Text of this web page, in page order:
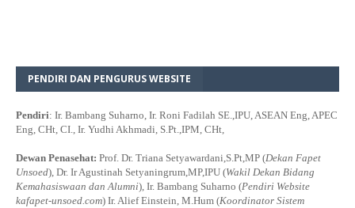
PENDIRI DAN PENGURUS WEBSITE
Pendiri: Ir. Bambang Suharno, Ir. Roni Fadilah SE.,IPU, ASEAN Eng, APEC
Eng, CHt, CI., Ir. Yudhi Akhmadi, S.Pt.,IPM, CHt,
Dewan Penasehat: Prof. Dr. Triana Setyawardani,S.Pt,MP (Dekan Fapet
Unsoed), Dr. Ir Agustinah Setyaningrum,MP,IPU (Wakil Dekan Bidang
Kemahasiswaan dan Alumni), Ir. Bambang Suharno (Pendiri Website
kafapet-unsoed.com) Ir. Alief Einstein, M.Hum (Koordinator Sistem